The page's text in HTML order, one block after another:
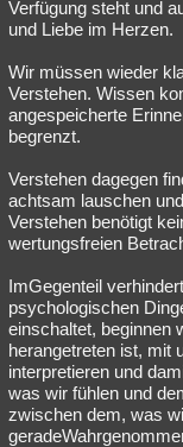
Verfügung steht und
und Liebe im Herzen.
Wir müssen wieder
Verstehen. Wissen
angespeicherte
begrenzt.
Verstehen dagegen
achtsam lauschen
Verstehen benötigt
wertungsfreien
ImGegenteil
psychologischen
einschaltet, beginnen
herangetreten ist, mit
interpretieren und
was wir fühlen und
zwischen dem, was